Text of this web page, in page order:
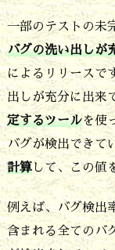
も
大
丈
夫
な
の
で
し
ょ
一部のテストの未
バグの洗い出しが
によるリリース
出しが充分に出来
定するツールを使
バグが検出できて
計算して、この値
例えば、バグ検出
含まれる全てのバ